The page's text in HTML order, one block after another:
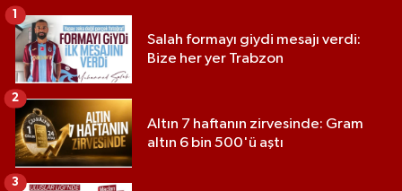
Salah formayı giydi mesajı verdi:
Bize her yer Trabzon
Altın 7 haftanın zirvesinde: Gram
altın 6 bin 500'ü aştı
2
3